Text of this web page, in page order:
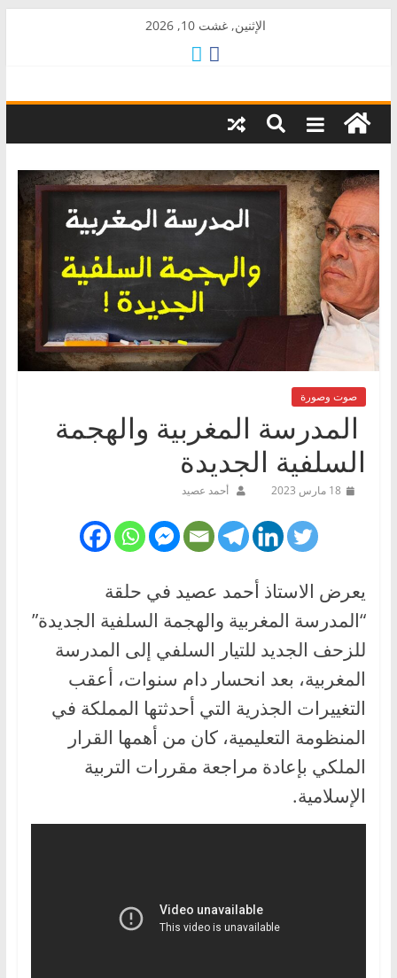
الإثنين, غشت 10, 2026
AkalPress
منبر
المغرب
صوت وصورة
المدرسة المغربية والهجمة
السلفية الجديدة
18 مارس 2023 أحمد عصيد
يعرض الاستاذ أحمد عصيد في حلقة
“المدرسة المغربية والهجمة السلفية الجديدة”
للزحف الجديد للتيار السلفي إلى المدرسة
المغربية، بعد انحسار دام سنوات، أعقب
التغييرات الجذرية التي أحدثتها المملكة في
المنظومة التعليمية، كان من أهمها القرار
الملكي بإعادة مراجعة مقررات التربية
الإسلامية.